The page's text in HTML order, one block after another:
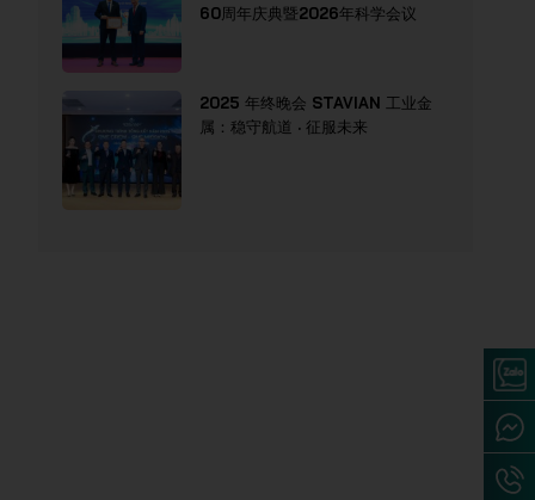
60周年庆典暨2026年科学会议
2025 年终晚会 STAVIAN 工业金
属：稳守航道 · 征服未来